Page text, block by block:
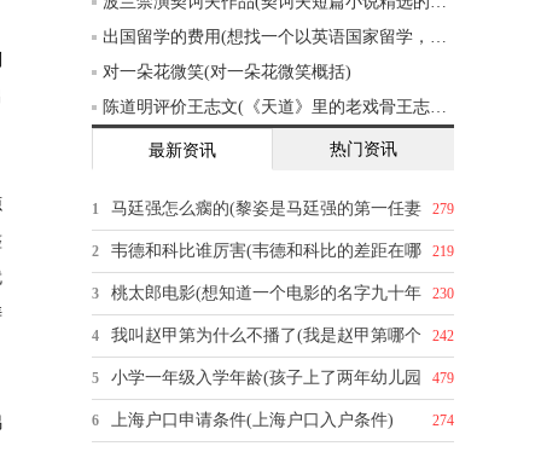
出国留学的费用(想找一个以英语国家留学，一年的费用大概五六万的样子，有什么推荐吗)
对一朵花微笑(对一朵花微笑概括)
陈道明评价王志文(《天道》里的老戏骨王志文，你怎么评价他的演技)
最新资讯 热门资讯
1 279
马廷强怎么瘸的(黎姿是马廷强的第一任妻
2 219
韦德和科比谁厉害(韦德和科比的差距在哪
3 230
桃太郎电影(想知道一个电影的名字九十年
4 242
我叫赵甲第为什么不播了(我是赵甲第哪个
5 479
小学一年级入学年龄(孩子上了两年幼儿园
6 274
上海户口申请条件(上海户口入户条件)